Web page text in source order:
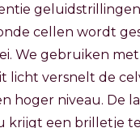
cellen wordt
We gebruiken
licht versnelt de
hoger niveau. De
krijgt een brilletje